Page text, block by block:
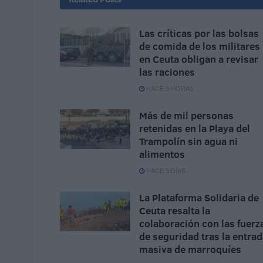
Las críticas por las bolsas
de comida de los militares
en Ceuta obligan a revisar
las raciones
HACE 9 HORAS
Más de mil personas
retenidas en la Playa del
Trampolín sin agua ni
alimentos
HACE 3 DÍAS
La Plataforma Solidaria de
Ceuta resalta la
colaboración con las
de seguridad tras la
masiva de marroquíes